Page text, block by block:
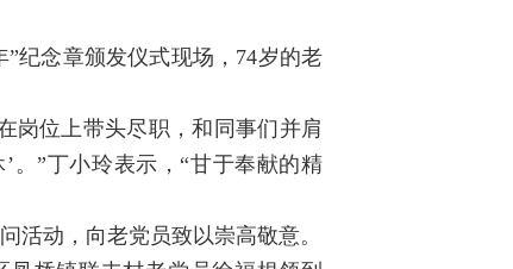
纪念章颁发仪式现场，74岁的老
岗位上带头尽职，和同事们并肩
。”丁小玲表示，“甘于奉献的精
活动，向老党员致以崇高敬意。